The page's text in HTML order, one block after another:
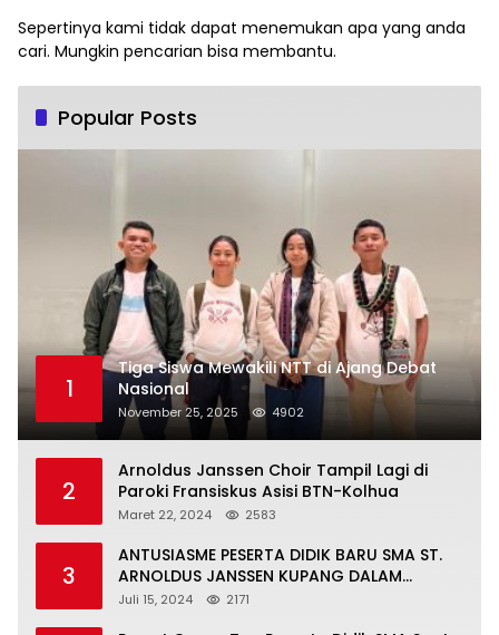
Sepertinya kami tidak dapat menemukan apa yang anda
cari. Mungkin pencarian bisa membantu.
Popular Posts
1
Tiga Siswa Mewakili NTT di Ajang Debat
Nasional
November 25, 2025 4902
2
Arnoldus Janssen Choir Tampil Lagi di
Paroki Fransiskus Asisi BTN-Kolhua
Maret 22, 2024 2583
3
ANTUSIASME PESERTA DIDIK BARU SMA ST.
ARNOLDUS JANSSEN KUPANG DALAM
MENGIKUTI MPLS HARI PERTAMA
Juli 15, 2024 2171